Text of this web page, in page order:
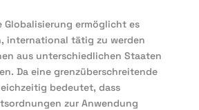
ermöglicht es
international tätig zu werden
aus unterschiedlichen Staaten
Da eine grenzüberschreitende
bedeutet, dass
zur Anwendung